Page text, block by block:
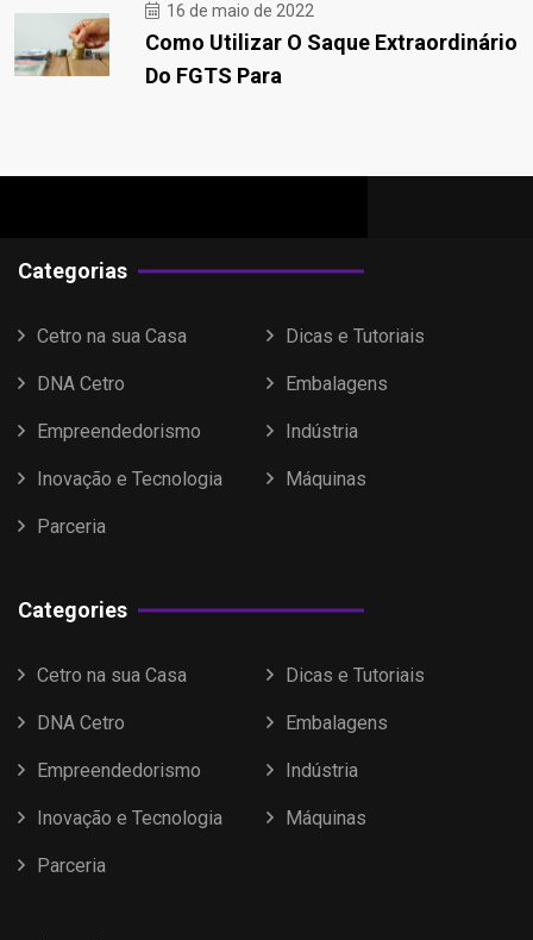
16 de maio de 2022
Como Utilizar O Saque Extraordinário
Do FGTS Para
Categorias
Cetro na sua Casa Dicas e Tutoriais
DNA Cetro Embalagens
Empreendedorismo Indústria
Inovação e Tecnologia Máquinas
Parceria
Categories
Cetro na sua Casa Dicas e Tutoriais
DNA Cetro Embalagens
Empreendedorismo Indústria
Inovação e Tecnologia Máquinas
Parceria